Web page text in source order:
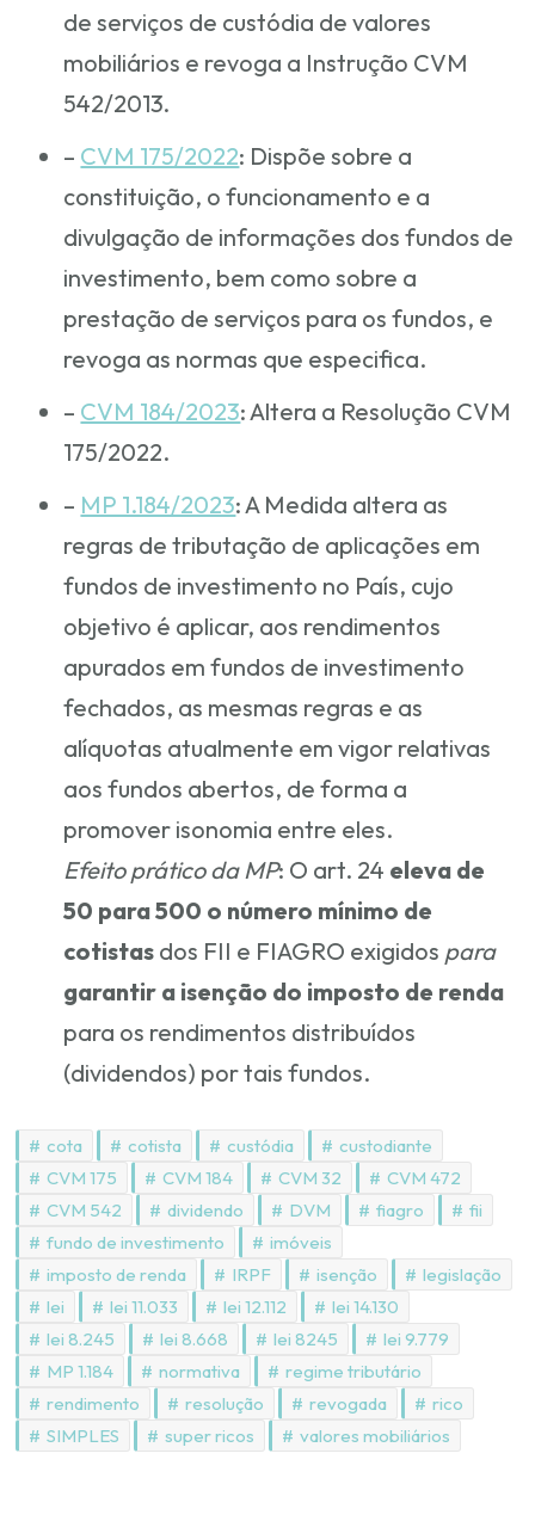
de serviços de custódia de valores
mobiliários e revoga a Instrução CVM
542/2013.
– CVM 175/2022: Dispõe sobre a
constituição, o funcionamento e a
divulgação de informações dos fundos de
investimento, bem como sobre a
prestação de serviços para os fundos, e
revoga as normas que especifica.
– CVM 184/2023: Altera a Resolução CVM
175/2022.
– MP 1.184/2023: A Medida altera as
regras de tributação de aplicações em
fundos de investimento no País, cujo
objetivo é aplicar, aos rendimentos
apurados em fundos de investimento
fechados, as mesmas regras e as
alíquotas atualmente em vigor relativas
aos fundos abertos, de forma a
promover isonomia entre eles.
Efeito prático da MP: O art. 24 eleva de
50 para 500 o número mínimo de
cotistas dos FII e FIAGRO exigidos para
garantir a isenção do imposto de renda
para os rendimentos distribuídos
(dividendos) por tais fundos.
cota cotista custódia
custodiante
CVM 175
CVM 184 CVM 32
CVM 472
CVM 542
dividendo DVM fiagro
fii
fundo de investimento
imóveis
imposto de renda
IRPF isenção
legislação
lei
lei 11.033 lei 12.112
lei 14.130
lei 8.245
lei 8.668 lei 8245
lei 9.779
MP 1.184
normativa
regime tributário
rendimento
resolução revogada
rico
SIMPLES
super ricos valores mobiliários